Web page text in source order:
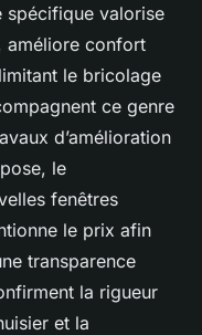
spécifique valorise
améliore confort
le bricolage
ce genre
d’amélioration
le
fenêtres
le prix afin
transparence
la rigueur
et la